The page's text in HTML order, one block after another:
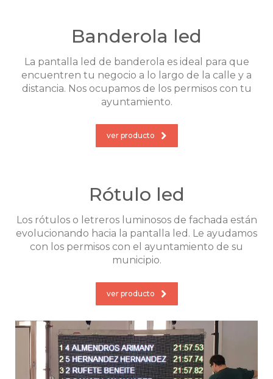
Banderola led
La pantalla led de banderola es ideal para que
encuentren tu negocio a lo largo de la calle y a
distancia. Nos ocupamos de los permisos con tu
ayuntamiento.
ver producto
Rótulo led
Los rótulos o letreros luminosos de fachada están
evolucionando hacia la pantalla led. Le ayudamos
con los permisos con el ayuntamiento de su
municipio.
ver producto